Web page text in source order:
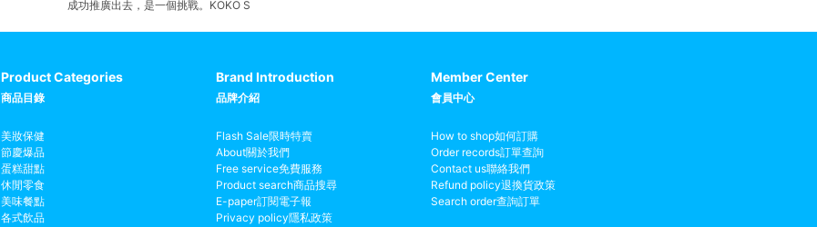
成功推廣出去，是一個挑戰。KOKO S
Product Categories
商品目錄
美妝保健
節慶爆品
蛋糕甜點
休閒零食
美味餐點
各式飲品
Brand Introduction
品牌介紹
Flash Sale限時特賣
About關於我們
Free service免費服務
Product search商品搜尋
E-paper訂閱電子報
Privacy policy隱私政策
Member Center
會員中心
How to shop如何訂購
Order records訂單查詢
Contact us聯絡我們
Refund policy退換貨政策
Search order查詢訂單